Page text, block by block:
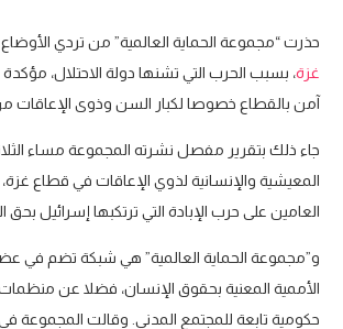
حذرت “مجموعة الحماية العالمية” من تردي الأوضاع
غزة، بسبب الحرب التي تشنها دولة الاحتلال،
آمن بالقطاع خصوصا لكبار السن وذوى الإعاقات
جاء ذلك بتقرير مفصل نشرته المجموعة مساء
المعيشية والإنسانية لذوي الإعاقات في قطاع
العامين على حرب الإبادة التي ترتكبها إسرائيل
و”مجموعة الحماية العالمية” هي شبكة تضم في
الأممية المعنية بحقوق الإنسان، فضلا عن منظمات
حكومية تابعة للمجتمع المدني. وقالت المجموعة في